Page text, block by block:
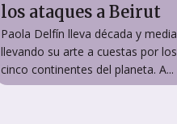
los ataques a Beirut
Paola Delfín lleva década y media
llevando su arte a cuestas por los
cinco continentes del planeta. A...